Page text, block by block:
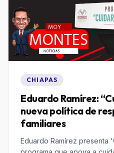
CHIAPAS
Eduardo Ramírez:
nueva política de
Eduardo Ramírez presenta